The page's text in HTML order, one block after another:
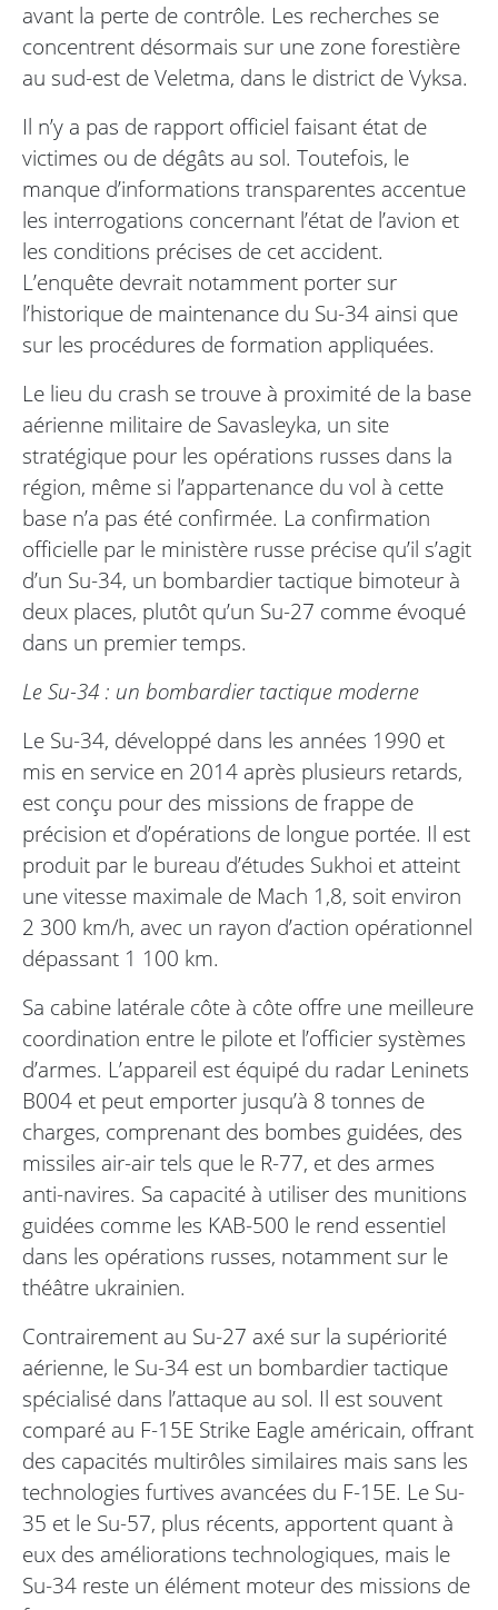
avant la perte de contrôle. Les recherches se
concentrent désormais sur une zone forestière
au sud-est de Veletma, dans le district de Vyksa.
Il n’y a pas de rapport officiel faisant état de
victimes ou de dégâts au sol. Toutefois, le
manque d’informations transparentes accentue
les interrogations concernant l’état de l’avion et
les conditions précises de cet accident.
L’enquête devrait notamment porter sur
l’historique de maintenance du Su-34 ainsi que
sur les procédures de formation appliquées.
Le lieu du crash se trouve à proximité de la base
aérienne militaire de Savasleyka, un site
stratégique pour les opérations russes dans la
région, même si l’appartenance du vol à cette
base n’a pas été confirmée. La confirmation
officielle par le ministère russe précise qu’il s’agit
d’un Su-34, un bombardier tactique bimoteur à
deux places, plutôt qu’un Su-27 comme évoqué
dans un premier temps.
Le Su-34 : un bombardier tactique moderne
Le Su-34, développé dans les années 1990 et
mis en service en 2014 après plusieurs retards,
est conçu pour des missions de frappe de
précision et d’opérations de longue portée. Il est
produit par le bureau d’études Sukhoi et atteint
une vitesse maximale de Mach 1,8, soit environ
2 300 km/h, avec un rayon d’action opérationnel
dépassant 1 100 km.
Sa cabine latérale côte à côte offre une meilleure
coordination entre le pilote et l’officier systèmes
d’armes. L’appareil est équipé du radar Leninets
B004 et peut emporter jusqu’à 8 tonnes de
charges, comprenant des bombes guidées, des
missiles air-air tels que le R-77, et des armes
anti-navires. Sa capacité à utiliser des munitions
guidées comme les KAB-500 le rend essentiel
dans les opérations russes, notamment sur le
théâtre ukrainien.
Contrairement au Su-27 axé sur la supériorité
aérienne, le Su-34 est un bombardier tactique
spécialisé dans l’attaque au sol. Il est souvent
comparé au F-15E Strike Eagle américain, offrant
des capacités multirôles similaires mais sans les
technologies furtives avancées du F-15E. Le Su-
35 et le Su-57, plus récents, apportent quant à
eux des améliorations technologiques, mais le
Su-34 reste un élément moteur des missions de